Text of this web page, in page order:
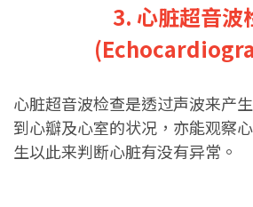
3. 心脏超音波
心脏超音波检查是透过声波来产
到心瓣及心室的状况，亦能观察
生以此来判断心脏有没有异常。